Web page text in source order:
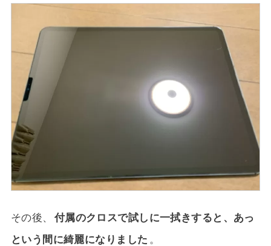
その後、 付属のクロスで試しに一拭きすると、あっ
という間に綺麗になりました 。